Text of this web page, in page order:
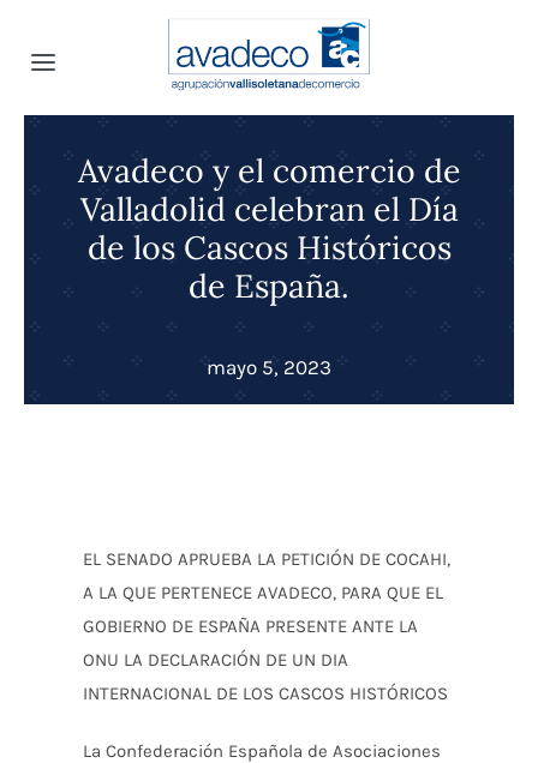
Toggle
Navigation
INFOavadeco
Enlaces
CÓMO ASOCIARSE
Avadeco y el comercio de
Valladolid celebran el Día
de los Cascos Históricos
de España.
mayo 5, 2023
EL SENADO APRUEBA LA PETICIÓN DE COCAHI,
A LA QUE PERTENECE AVADECO, PARA QUE EL
GOBIERNO DE ESPAÑA PRESENTE ANTE LA
ONU LA DECLARACIÓN DE UN DIA
INTERNACIONAL DE LOS CASCOS HISTÓRICOS
La Confederación Española de Asociaciones